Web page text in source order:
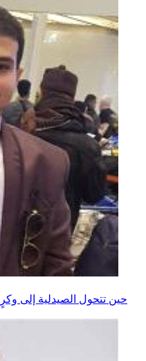
حين تتحول الصيدلية إلى